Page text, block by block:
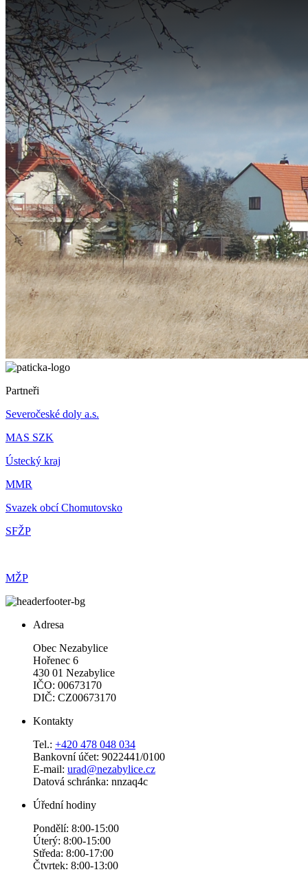
Partneři
Severočeské doly a.s.
MAS SZK
Ústecký kraj
MMR
Svazek obcí Chomutovsko
SFŽP
MŽP
Adresa
Obec Nezabylice
Hořenec 6
430 01 Nezabylice
IČO: 00673170
DIČ: CZ00673170
Kontakty
Tel.: +420 478 048 034
Bankovní účet: 9022441/0100
E-mail: urad@nezabylice.cz
Datová schránka: nnzaq4c
Úřední hodiny
Pondělí: 8:00-15:00
Úterý: 8:00-15:00
Středa: 8:00-17:00
Čtvrtek: 8:00-13:00